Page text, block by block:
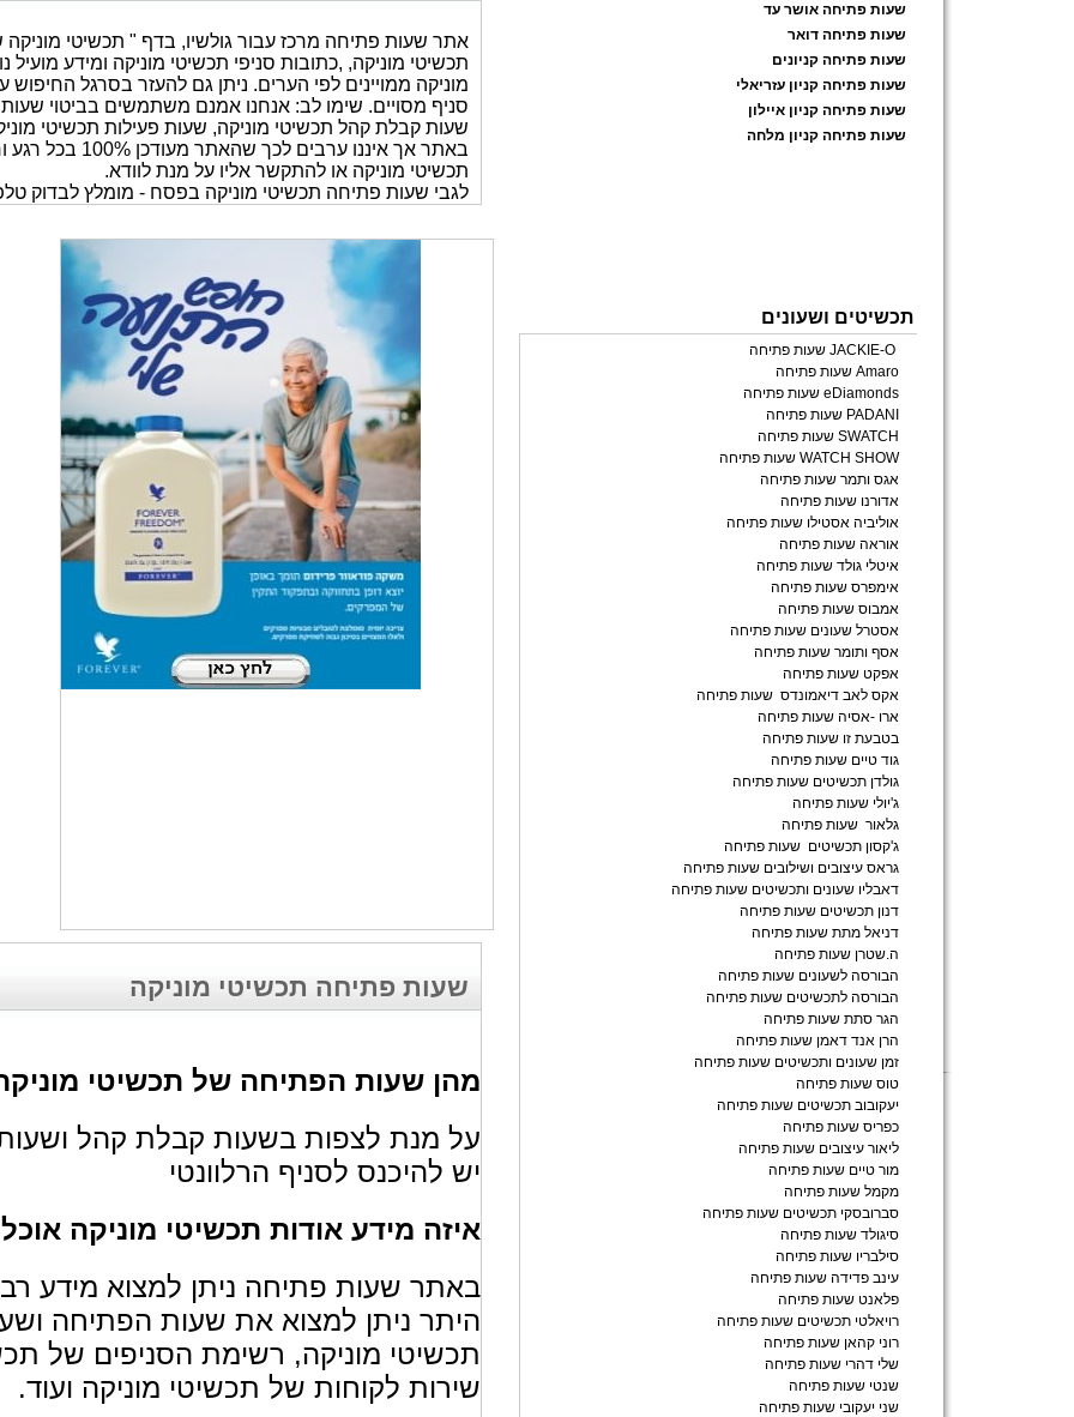
אתר שעות פתיחה מרכז עבור גולשיו, בדף " תכשיטי
תכשיטי מוניקה, ,כתובות סניפי תכשיטי מוניקה ומידע
מוניקה ממויינים לפי הערים. ניתן גם להעזר בסרגל
סניף מסויים. שימו לב: אנחנו אמנם משתמשים בביטוי
שעות קבלת קהל תכשיטי מוניקה, שעות פעילות תכשיטי
באתר אך איננו
תכשיטי מוניקה או להתקשר אליו על מנת לוודא.
לגבי שעות פתיחה תכשיטי מוניקה בפסח - מומלץ לבדוק
שעות פתיחה תכשיטי מוניקה
מהן שעות הפתיחה של תכשיטי
על מנת לצפות בשעות קבלת קהל
יש להיכנס לסניף הרלוונטי
איזה מידע אודות תכשיטי מוניקה
באתר שעות פתיחה ניתן למצוא מידע רב
היתר ניתן למצוא את שעות הפתיחה
תכשיטי מוניקה, רשימת הסניפים של
שירות לקוחות של תכשיטי מוניקה ועוד.
שעות פתיחה אושר עד
שעות פתיחה דואר
שעות פתיחה קניונים
שעות פתיחה קניון עזריאלי
שעות פתיחה קניון איילון
שעות פתיחה קניון מלחה
תכשיטים ושעונים
Amaro שעות פתיחה
eDiamonds שעות פתיחה
PADANI שעות פתיחה
SWATCH שעות פתיחה
WATCH SHOW שעות פתיחה
אגס ותמר שעות פתיחה
אדורנו שעות פתיחה
אוליביה אסטילו שעות פתיחה
אוראה שעות פתיחה
איטלי גולד שעות פתיחה
אימפרס שעות פתיחה
אמבוס שעות פתיחה
אסטרל שעונים שעות פתיחה
אסף ותומר שעות פתיחה
אפקט שעות פתיחה
אקס לאב דיאמונדס שעות פתיחה
ארו -אסיה שעות פתיחה
בטבעת זו שעות פתיחה
גוד טיים שעות פתיחה
גולדן תכשיטים שעות פתיחה
ג'יולי שעות פתיחה
גלאור שעות פתיחה
ג'קסון תכשיטים שעות פתיחה
גראס עיצובים ושילובים שעות פתיחה
דאבליו שעונים ותכשיטים שעות פתיחה
דנון תכשיטים שעות פתיחה
דניאל מתת שעות פתיחה
ה.שטרן שעות פתיחה
הבורסה לשעונים שעות פתיחה
הבורסה לתכשיטים שעות פתיחה
הגר סתת שעות פתיחה
הרן אנד דאמן שעות פתיחה
זמן שעונים ותכשיטים שעות פתיחה
טוס שעות פתיחה
יעקובוב תכשיטים שעות פתיחה
כפריס שעות פתיחה
ליאור עיצובים שעות פתיחה
מור טיים שעות פתיחה
מקמל שעות פתיחה
סברובסקי תכשיטים שעות פתיחה
סיגולד שעות פתיחה
סילבריו שעות פתיחה
עינב פדידה שעות פתיחה
פלאנט שעות פתיחה
רויאלטי תכשיטים שעות פתיחה
רוני קהאן שעות פתיחה
שלי דהרי שעות פתיחה
שנטי שעות פתיחה
שני יעקובי שעות פתיחה